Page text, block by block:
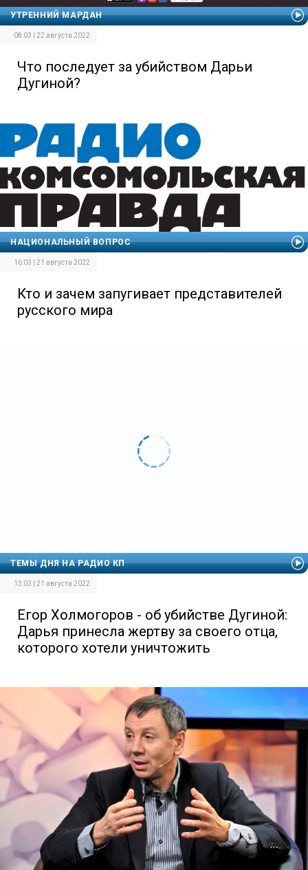
УТРЕННИЙ МАРДАН
08:03 | 22 августа 2022
Что последует за убийством Дарьи
Дугиной?
НАЦИОНАЛЬНЫЙ ВОПРОС
16:03 | 21 августа 2022
Кто и зачем запугивает представителей
русского мира
ТЕМЫ ДНЯ НА РАДИО КП
13:03 | 21 августа 2022
Егор Холмогоров - об убийстве Дугиной:
Дарья принесла жертву за своего отца,
которого хотели уничтожить